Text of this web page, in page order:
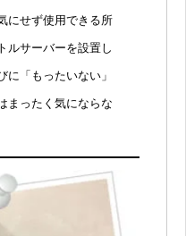
にせず使用できる所
ルサーバーを設置し
に「もったいない」
まったく気にならな